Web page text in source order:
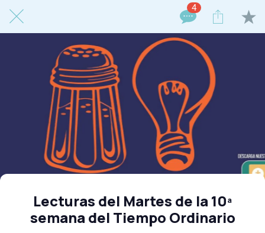
4
Lecturas del Martes de la 10ª
semana del Tiempo Ordinario